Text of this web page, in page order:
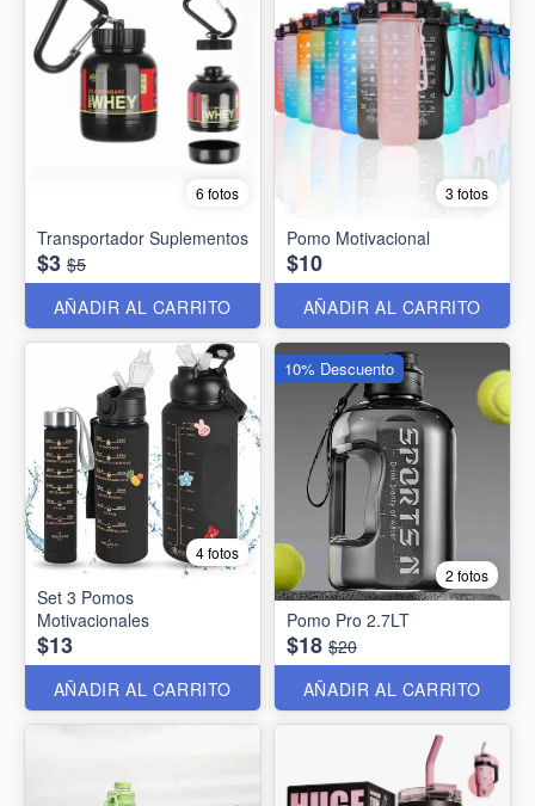
6 fotos
Transportador Suplementos
$3 $5
AÑADIR AL CARRITO
3 fotos
Pomo Motivacional
$10
AÑADIR AL CARRITO
4 fotos
Set 3 Pomos
Motivacionales
$13
AÑADIR AL CARRITO
2 fotos
Pomo Pro 2.7LT
$18 $20
AÑADIR AL CARRITO
10% Descuento